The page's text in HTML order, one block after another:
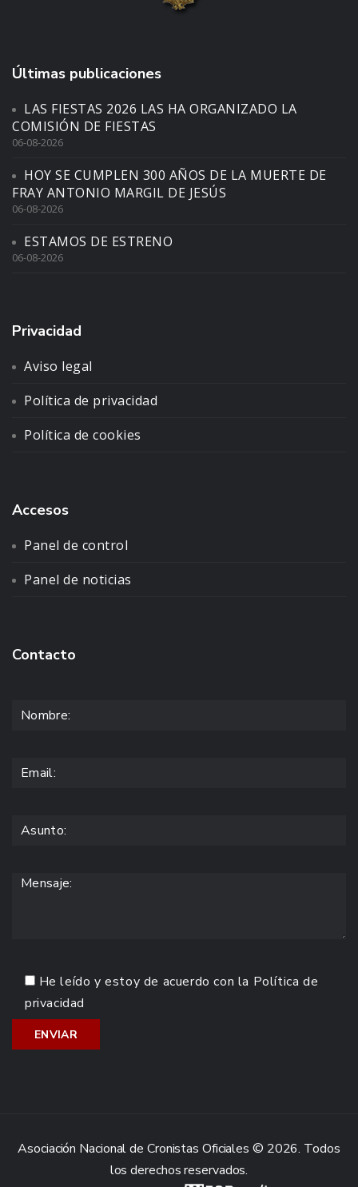
Últimas publicaciones
LAS FIESTAS 2026 LAS HA ORGANIZADO LA
COMISIÓN DE FIESTAS
06-08-2026
HOY SE CUMPLEN 300 AÑOS DE LA MUERTE DE
FRAY ANTONIO MARGIL DE JESÚS
06-08-2026
ESTAMOS DE ESTRENO
06-08-2026
Privacidad
Aviso legal
Política de privacidad
Política de cookies
Accesos
Panel de control
Panel de noticias
Contacto
He leído y estoy de acuerdo con la Política de
privacidad
Asociación Nacional de Cronistas Oficiales © 2026. Todos
los derechos reservados.